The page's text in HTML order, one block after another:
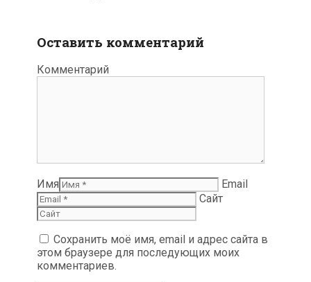
Оставить комментарий
Комментарий
Имя
Email
Сайт
Сохранить моё имя, email и адрес сайта в
этом браузере для последующих моих
комментариев.